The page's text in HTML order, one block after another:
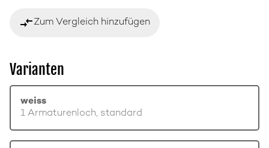
compare_arrowsZum Vergleich hinzufügen
Varianten
weiss
1 Armaturenloch, standard